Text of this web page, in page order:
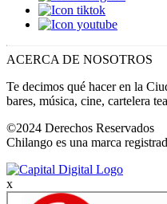
ACERCA DE NOSOTROS
Te decimos qué hacer en la
bares, música, cine, cartelera
©2024 Derechos Reservados
Chilango es una marca
x